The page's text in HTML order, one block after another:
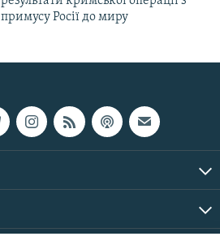
примусу Росії до миру